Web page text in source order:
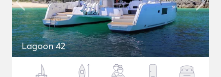
Lagoon 42